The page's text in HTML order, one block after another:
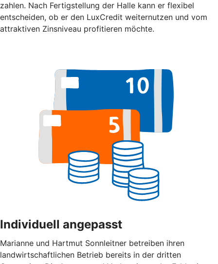
zahlen. Nach Fertigstellung der Halle kann er flexibel
entscheiden, ob er den LuxCredit weiternutzen und vom
attraktiven Zinsniveau profitieren möchte.
Individuell angepasst
Marianne und Hartmut Sonnleitner betreiben ihren
landwirtschaftlichen Betrieb bereits in der dritten